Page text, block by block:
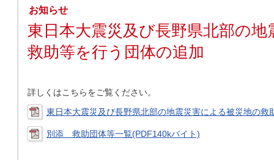
お知らせ
東日本大震災及び長野県北部の
救助等を行う団体の追加
詳しくはこちらをご覧ください。
東日本大震災及び長野県北部の地震災害による被災地の
別添 救助団体等一覧(PDF140kバイト)